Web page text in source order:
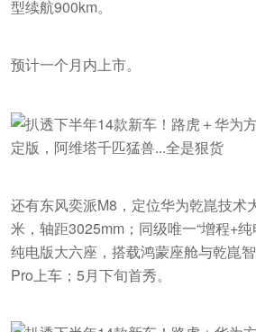
型续航900km。
预计一个月内上市。
还有东风奕派M8，定位华为乾崑技术
米，轴距3025mm；同级唯一“增程+
纯电版大六座，搭载鸿蒙座舱与乾崑
Pro上车；5月下旬首秀。